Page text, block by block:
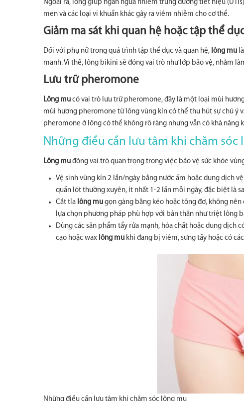
Ngoài ra, lông giúp ngăn ngừa nhiễm trùng đường tiết niệu
men và các loại vi khuẩn khác gây ra viêm nhiễm cho cơ thể.
Giảm ma sát khi quan hệ hoặc tập thể
Đối với phụ nữ trong quá trình tập thể dục và quan hệ, lông mu
manh. Vì thế, lông bikini sẽ đóng vai trò như lớp bảo vệ, nhằm
Lưu trữ pheromone
Lông mu có vai trò lưu trữ pheromone, đây là một loại mùi
mùi hương pheromone từ lông vùng kín có thể thu hút sự chú ý
pheromone ở lông có thể không rõ ràng nhưng vẫn có khả năng
Những điều cần lưu tâm khi chăm sóc
Lông mu đóng vai trò quan trọng trong việc bảo vệ sức khỏe
Vệ sinh vùng kín 2 lần/ngày bằng nước ấm hoặc dung dịch
quần lót thường xuyên, ít nhất 1-2 lần mỗi ngày, đặc biệt là
Cắt tỉa lông mu gọn gàng bằng kéo hoặc tông đơ, không
lựa chọn phương pháp phù hợp với bản thân như triệt lông
Dùng các sản phẩm tẩy rửa mạnh, hóa chất hoặc dung dịch
cạo hoặc wax lông mu khi đang bị viêm, sưng tấy hoặc có
Những điều cần lưu tâm khi chăm sóc lông mu